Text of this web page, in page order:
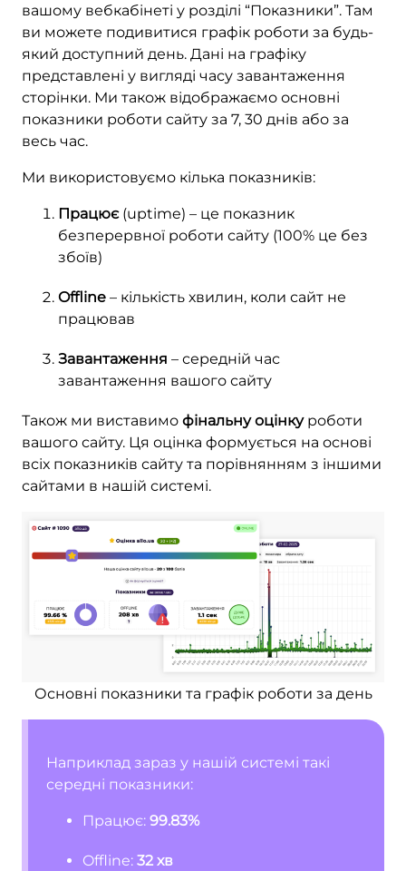
вашому вебкабінеті у розділі “Показники”. Там
ви можете подивитися графік роботи за будь-
який доступний день. Дані на графіку
представлені у вигляді часу завантаження
сторінки. Ми також відображаємо основні
показники роботи сайту за 7, 30 днів або за
весь час.
Ми використовуємо кілька показників:
Працює(uptime) – це показник
безперервної роботи сайту (100% це без
збоїв)
Offline – кількість хвилин, коли сайт не
працював
Завантаження – середній час
завантаження вашого сайту
Також ми виставимо фінальну оцінку роботи
вашого сайту. Ця оцінка формується на основі
всіх показників сайту та порівнянням з іншими
сайтами в нашій системі.
Основні показники та графік роботи за день
Наприклад зараз у нашій системі такі
середні показники:
Працює: 99.83%
Offline: 32 хв